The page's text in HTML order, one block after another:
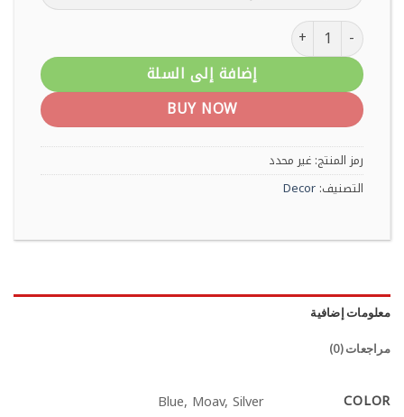
كمية رول استيكر لامع ذاتي اللصق _ مقاس 200×45 سم
إضافة إلى السلة
BUY NOW
رمز المنتج:غير محدد
التصنيف:Decor
معلومات إضافية
مراجعات (0)
COLOR
Blue, Moav, Silver